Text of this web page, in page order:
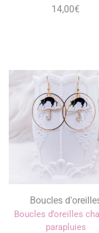
14,00€
Boucles
Boucles d’oreilles
parapluies